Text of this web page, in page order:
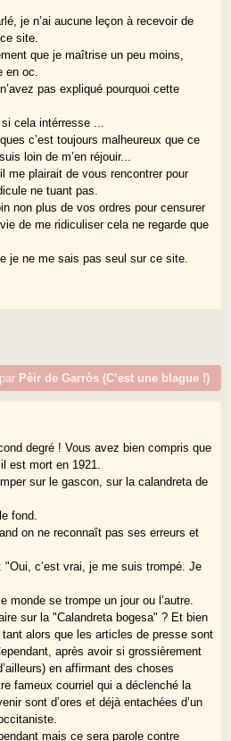
je n’ai aucune leçon à recevoir de
site.
que je maîtrise un peu moins,
en oc.
pas expliqué pourquoi cette
cela intérresse ...
c’est toujours malheureux que ce
loin de m’en réjouir...
me plairait de vous rencontrer pour
ne tuant pas.
non plus de vos ordres pour censurer
de me ridiculiser cela ne regarde que
je ne me sais pas seul sur ce site.
par Pèir de Garròs (C’est une blague !)
degré ! Vous avez bien compris que
est mort en 1921.
sur le gascon, sur la calandreta de
fond.
on ne reconnaît pas ses erreurs et
c’est vrai, je me suis trompé. Je
monde se trompe un jour ou l’autre.
sur la "Calandreta bogesa" ? Et bien
alors que les articles de presse sont
après avoir si grossièrement
en affirmant des choses
fameux courriel qui a déclenché la
sont d’ores et déjà entachées d’un
mais ce sera parole contre